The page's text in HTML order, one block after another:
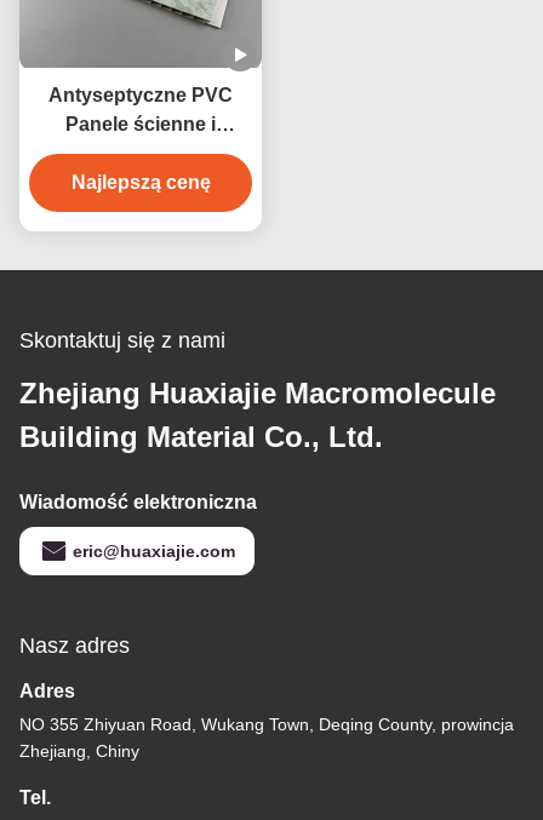
Antyseptyczne PVC
Panele ścienne i
sufitowe 250 mm
szerokość
wodoodporne
Najlepszą cenę
Skontaktuj się z nami
Zhejiang Huaxiajie Macromolecule
Building Material Co., Ltd.
Wiadomość elektroniczna
eric@huaxiajie.com
Nasz adres
Adres
NO 355 Zhiyuan Road, Wukang Town, Deqing County, prowincja
Zhejiang, Chiny
Tel.